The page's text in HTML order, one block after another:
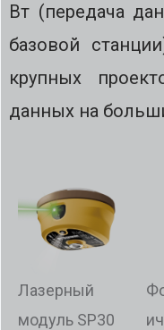
Вт (передача
базовой
крупных
данных на
Лазерный
модуль SP30